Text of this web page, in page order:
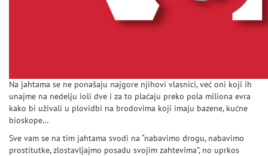
Na jahtama se ne ponašaju najgore njihovi vlasnici, već oni koji ih
unajme na nedelju ioli dve i za to plaćaju preko pola miliona evra
kako bi uživali u plovidbi na brodovima koji imaju bazene, kućne
bioskope…
Sve vam se na tim jahtama svodi na “nabavimo drogu, nabavimo
prostitutke, zlostavljajmo posadu svojim zahtevima”, no uprkos